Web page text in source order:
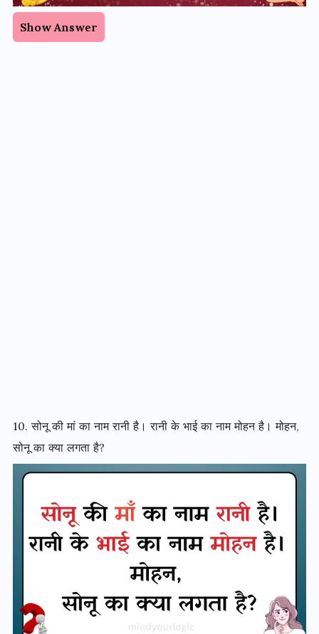
Show Answer
10. सोनू की मां का नाम रानी है। रानी के भाई का नाम मोहन है। मोहन,
सोनू का क्या लगता है?